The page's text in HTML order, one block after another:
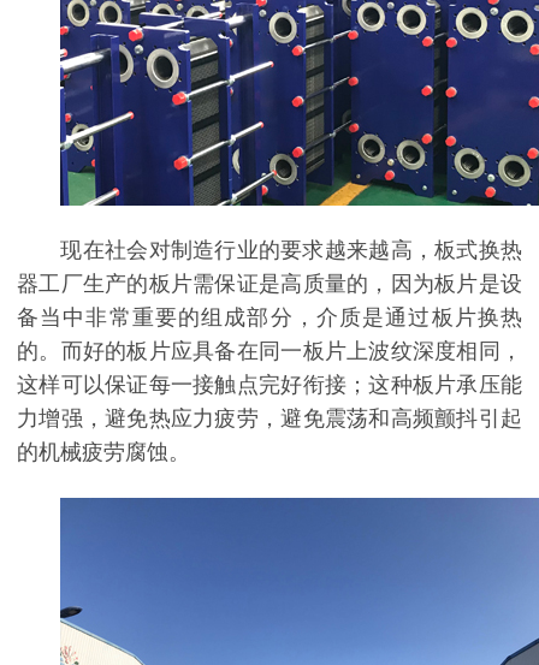
现在社会对制造行业的要求越来越高，板式换热
器工厂生产的板片需保证是高质量的，因为板片是设
备当中非常重要的组成部分，介质是通过板片换热
的。而好的板片应具备在同一板片上波纹深度相同，
这样可以保证每一接触点完好衔接；这种板片承压能
力增强，避免热应力疲劳，避免震荡和高频颤抖引起
的机械疲劳腐蚀。